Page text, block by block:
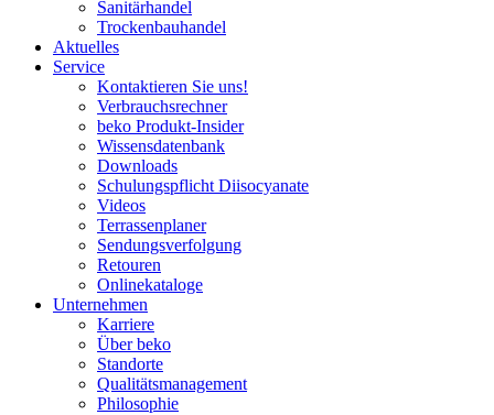
Sanitärhandel
Trockenbauhandel
Aktuelles
Service
Kontaktieren Sie uns!
Verbrauchsrechner
beko Produkt-Insider
Wissensdatenbank
Downloads
Schulungspflicht Diisocyanate
Videos
Terrassenplaner
Sendungsverfolgung
Retouren
Onlinekataloge
Unternehmen
Karriere
Über beko
Standorte
Qualitätsmanagement
Philosophie